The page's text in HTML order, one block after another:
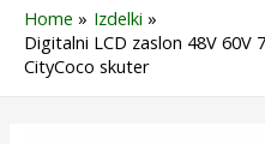
Home
Izdelki
Digitalni LCD zaslon 48V 60V
CityCoco skuter